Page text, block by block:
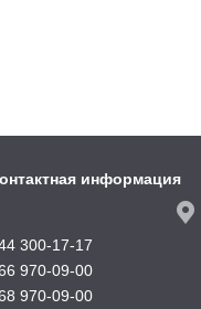
информация
300-17-17
970-09-00
970-09-00